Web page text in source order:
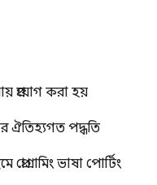
প্রয়োগ করা হয়
ঐতিহ্যগত পদ্ধতি
ভাষা পোর্টিং